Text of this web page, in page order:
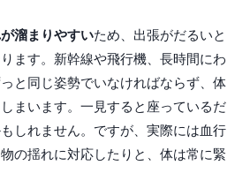
溜まりやすいため、出張がだるいと
ます。新幹線や飛行機、長時間にわ
と同じ姿勢でいなければならず、体
まいます。一見すると座っているだ
しれません。ですが、実際には血行
の揺れに対応したりと、体は常に緊